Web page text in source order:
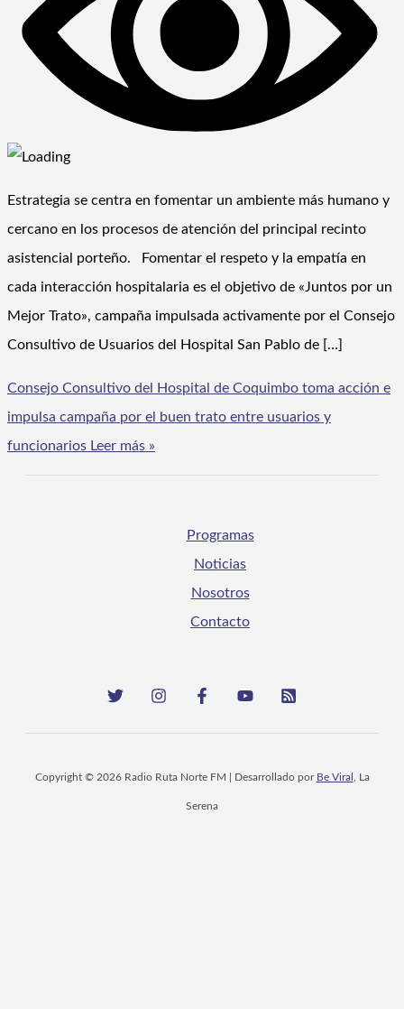
Estrategia se centra en fomentar un ambiente más humano y
cercano en los procesos de atención del principal recinto
asistencial porteño. Fomentar el respeto y la empatía en
cada interacción hospitalaria es el objetivo de «Juntos por un
Mejor Trato», campaña impulsada activamente por el Consejo
Consultivo de Usuarios del Hospital San Pablo de […]
Consejo Consultivo del Hospital de Coquimbo toma acción e
impulsa campaña por el buen trato entre usuarios y
funcionarios Leer más »
Programas
Noticias
Nosotros
Contacto
Copyright © 2026 Radio Ruta Norte FM | Desarrollado por Be Viral , La
Serena